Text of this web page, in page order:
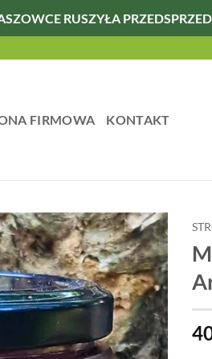
RUSZYŁA
FIRMOWA KONTAKT